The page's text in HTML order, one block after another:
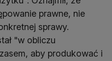
prawne, nie
sprawy.
"w obliczu
aby produkować i